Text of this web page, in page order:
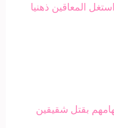
المعاقين ذهنيا
بقتل شقيقين